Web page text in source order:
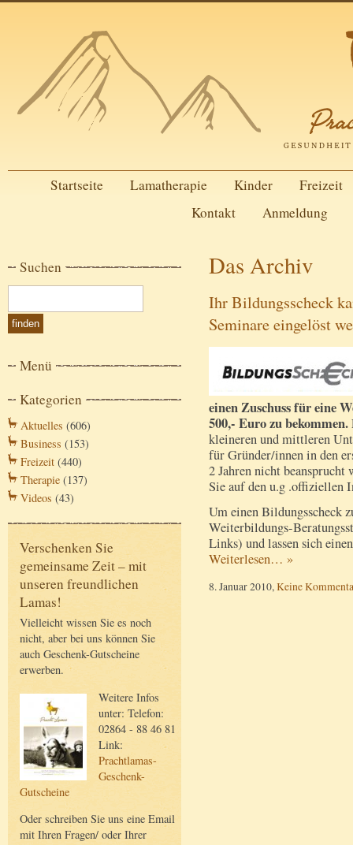
Startseite Lamatherapie Kinder
Freizeit
Kontakt
Anmeldung
Suchen
Menü
Kategorien
Aktuelles (606)
Business (153)
Freizeit (440)
Therapie (137)
Videos (43)
Verschenken Sie
gemeinsame Zeit – mit
unseren freundlichen
Lamas!
Vielleicht wissen Sie es noch
nicht, aber bei uns können Sie
auch Geschenk-Gutscheine
erwerben.
Weitere Infos
unter: Telefon:
02864 - 88 46 81
Link:
Prachtlamas-
Geschenk-
Gutscheine
Oder schreiben Sie uns eine Email
mit Ihren Fragen/ oder Ihrer
Das Archiv
Ihr Bildungsscheck
Seminare eingelöst
einen Zuschuss für eine
500,- Euro zu bekommen.
kleineren und mittleren
für Gründer/innen in den
2 Jahren nicht beansprucht
Sie auf den u.g .offiziellen
Um einen Bildungsscheck
Weiterbildungs-
Links) und lassen sich
Weiterlesen… »
8. Januar 2010,Keine